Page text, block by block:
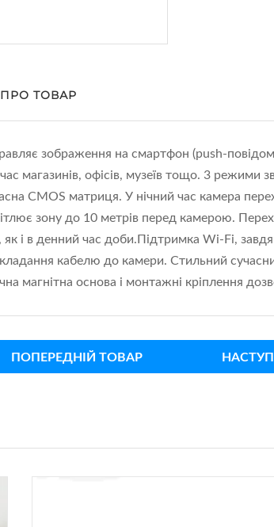
ПРО ТОВАР
зображення на смартфон (push-
магазинів, офісів, музеїв тощо. 3 режими
CMOS матриця. У нічний час камера
зону до 10 метрів перед камерою.
як і в денний час доби.Підтримка Wi-Fi,
кабелю до камери. Стильний
магнітна основа і монтажні кріплення
ПОПЕРЕДНІЙ ТОВАР